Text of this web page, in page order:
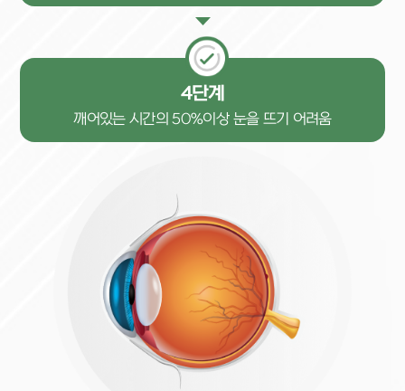
4단계
깨어있는 시간의 50%이상 눈을 뜨기 어려움